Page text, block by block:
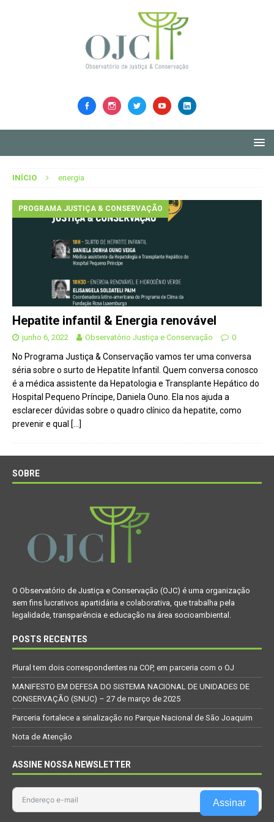
INÍCIO energia
PROGRAMA JUSTIÇA & CONSERVAÇÃO
Hepatite infantil & Energia renovável
junho 6, 2022 Observatório Justiça e Conservação 0
No Programa Justiça & Conservação vamos ter uma conversa
séria sobre o surto de Hepatite Infantil. Quem conversa conosco
é a médica assistente da Hepatologia e Transplante Hepático do
Hospital Pequeno Príncipe, Daniela Ouno. Ela nos ajuda a
esclarecer dúvidas sobre o quadro clínico da hepatite, como
prevenir e qual […]
SOBRE
O Observatório de Justiça e Conservação (OJC) é uma organização
sem fins lucrativos apartidária e colaborativa, que trabalha pela
legalidade, transparência e educação na área socioambiental.
POSTS RECENTES
Plural tem dois correspondentes na COP, em parceria com o OJ
MANIFESTO EM DEFESA DO SISTEMA NACIONAL DE UNIDADES DE
CONSERVAÇÃO (SNUC) – 27 de março de 2025
Parceria fortalece a sinalização no Parque Nacional de São Joaquim
Nota de Atenção
ASSINE NOSSA NEWSLETTER
Assinar